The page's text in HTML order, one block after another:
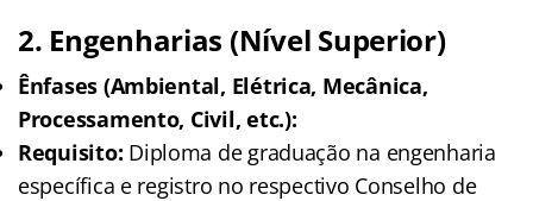
2. Engenharias (Nível Superior)
Ênfases (Ambiental, Elétrica, Mecânica,
Processamento, Civil, etc.):
Requisito: Diploma de graduação na engenharia
específica e registro no respectivo Conselho de